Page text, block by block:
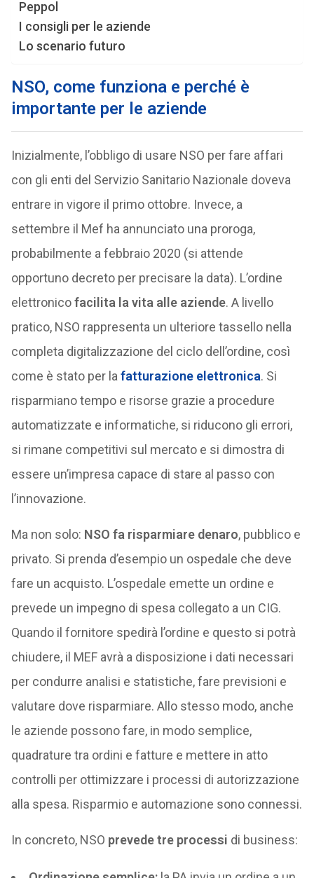
Peppol
I consigli per le aziende
Lo scenario futuro
NSO, come funziona e perché è
importante per le aziende
Inizialmente, l’obbligo di usare NSO per fare affari
con gli enti del Servizio Sanitario Nazionale doveva
entrare in vigore il primo ottobre. Invece, a
settembre il Mef ha annunciato una proroga,
probabilmente a febbraio 2020 (si attende
opportuno decreto per precisare la data). L’ordine
elettronicofacilita la vita alle aziende. A livello
pratico, NSO rappresenta un ulteriore tassello nella
completa digitalizzazione del ciclo dell’ordine, così
come è stato per la fatturazione elettronica. Si
risparmiano tempo e risorse grazie a procedure
automatizzate e informatiche, si riducono gli errori,
si rimane competitivi sul mercato e si dimostra di
essere un’impresa capace di stare al passo con
l’innovazione.
Ma non solo: NSO fa risparmiare denaro, pubblico e
privato. Si prenda d’esempio un ospedale che deve
fare un acquisto. L’ospedale emette un ordine e
prevede un impegno di spesa collegato a un CIG.
Quando il fornitore spedirà l’ordine e questo si potrà
chiudere, il MEF avrà a disposizione i dati necessari
per condurre analisi e statistiche, fare previsioni e
valutare dove risparmiare. Allo stesso modo, anche
le aziende possono fare, in modo semplice,
quadrature tra ordini e fatture e mettere in atto
controlli per ottimizzare i processi di autorizzazione
alla spesa. Risparmio e automazione sono connessi.
In concreto, NSO prevede tre processi di business: